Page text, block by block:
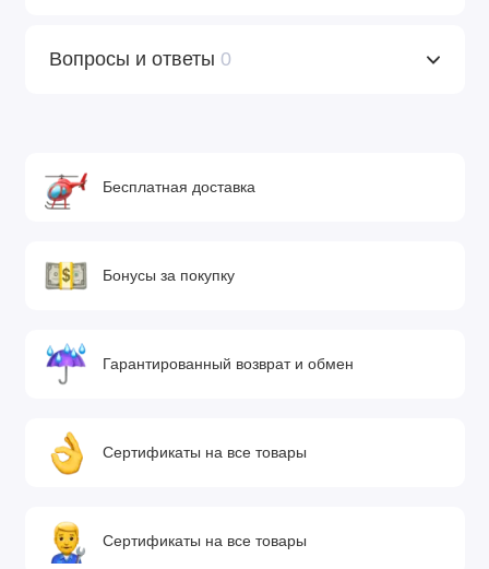
Вопросы и ответы 0
Бесплатная доставка
Бонусы за покупку
Гарантированный возврат и обмен
Сертификаты на все товары
Сертификаты на все товары